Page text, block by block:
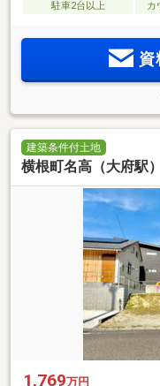
駐車2台以上 カ
資
建築条件付土地
横根町名高（大府駅
1,769万円